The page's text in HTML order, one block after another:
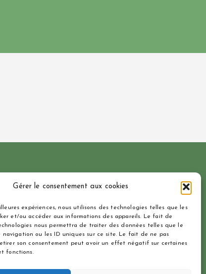
Gérer le consentement aux cookies
expériences, nous utilisons des technologies telles que les
et/ou accéder aux informations des appareils. Le fait de
nous permettra de traiter des données telles que le
navigation ou les ID uniques sur ce site. Le fait de ne pas
son consentement peut avoir un effet négatif sur certaines
fonctions.
La Pommeraie(NL)
(NL)